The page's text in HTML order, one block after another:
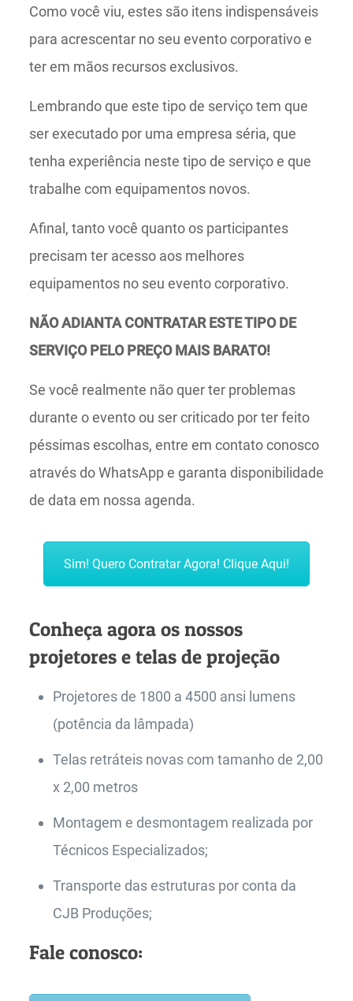
Como você viu, estes são itens indispensáveis
para acrescentar no seu evento corporativo e
ter em mãos recursos exclusivos.
Lembrando que este tipo de serviço tem que
ser executado por uma empresa séria, que
tenha experiência neste tipo de serviço e que
trabalhe com equipamentos novos.
Afinal, tanto você quanto os participantes
precisam ter acesso aos melhores
equipamentos no seu evento corporativo.
NÃO ADIANTA CONTRATAR ESTE TIPO DE
SERVIÇO PELO PREÇO MAIS BARATO!
Se você realmente não quer ter problemas
durante o evento ou ser criticado por ter feito
péssimas escolhas, entre em contato conosco
através do WhatsApp e garanta disponibilidade
de data em nossa agenda.
Sim! Quero Contratar Agora! Clique Aqui!
Conheça agora os nossos
projetores e telas de projeção
Projetores de 1800 a 4500 ansi lumens
(potência da lâmpada)
Telas retráteis novas com tamanho de 2,00
x 2,00 metros
Montagem e desmontagem realizada por
Técnicos Especializados;
Transporte das estruturas por conta da
CJB Produções;
Fale conosco: